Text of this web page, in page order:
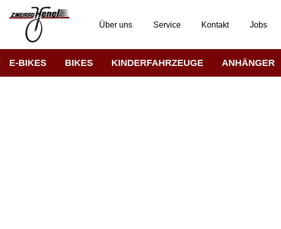
Über uns Service Kontakt Jobs
E-BIKES BIKES KINDERFAHRZEUGE ANHÄNGER